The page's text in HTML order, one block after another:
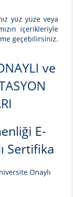
yüz yüze veya
içerikleriyle
geçebilirsiniz.
ve
E-
Sertifika
Onaylı